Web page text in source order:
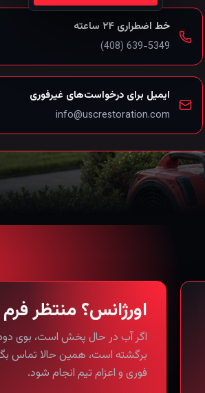
خط اضطراری ۲۴ ساعته
ایمیل برای درخواست‌های غیرفوری
info@uscrestoration.com
اورژانس؟ منتظر فرم
اگر آب در حال پخش است، بوی
برگشته است، همین حالا تماس
فوری و اعزام تیم انجام شود.